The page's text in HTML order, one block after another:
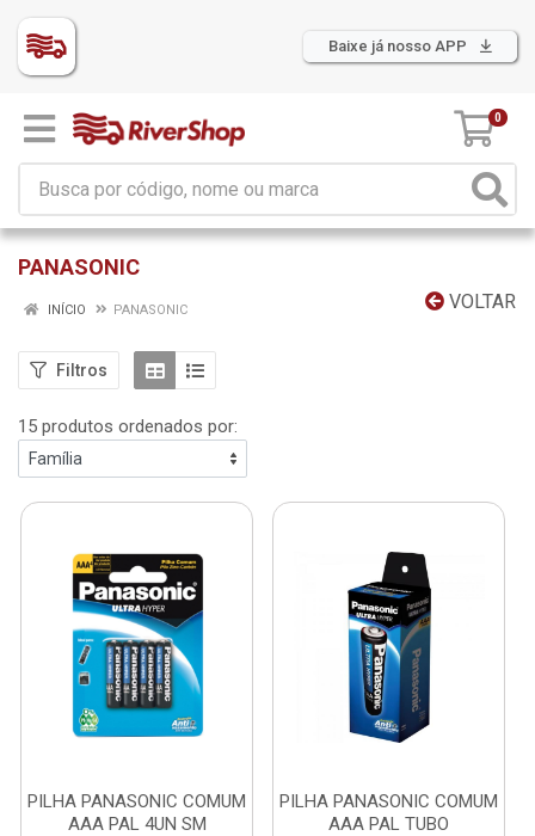
Baixe já nosso APP
0
PANASONIC
VOLTAR
INÍCIO PANASONIC
Filtros
15 produtos ordenados por:
PILHA PANASONIC COMUM
AAA PAL 4UN SM
PILHA PANASONIC COMUM
AAA PAL TUBO